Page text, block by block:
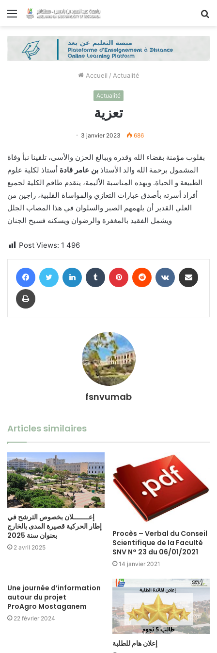
Menu
Accueil / Actualité
Actualité
تعزية
3 janvier 2023 686
بقلوب مؤمنة بقضاء الله وقدره وببالغ الحزن والأسى، تلقينا نبأ وفاة
المشمول برحمة الله والد الأستاذ بن عامر قادة أستاذ لكلية علوم
الطبيعة و الحياة. وبهذه المناسبة الأليمة، يتقدم طاقم الكلية لجميع
أفراد أسرته بأصدق عبارات التعازي والمواساة القلبية، راجين من
العلي القدير أن يلهمهم الصبر والسلوان في هذا المصاب الجلل
ويشمل الفقيد بالمغفرة والرضوان ويسكنه فسيح الجنان
Post Views: 1 496
FacebookTwitter Linkedin Tumblr Pinterest Reddit VKontakte
Imprimer
fsnvumab
Articles similaires
إعــــــــلان بخصوص الترشح في
إطار الحركية قصيرة المدى بالخارج
بعنوان سنة 2025
2 avril 2025
Procès – Verbal du Conseil
Scientifique de la Faculté
SNV N° 23 du 06/01/2021
14 janvier 2021
Une journée d’information
autour du projet
ProAgro Mostaganem
22 février 2024
إعلان هام للطلبة